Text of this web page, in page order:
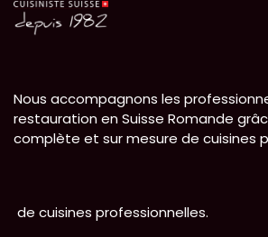
Nous accompagnons les
restauration en Suisse Romande
complète et sur mesure de cuisines
de cuisines professionnelles.